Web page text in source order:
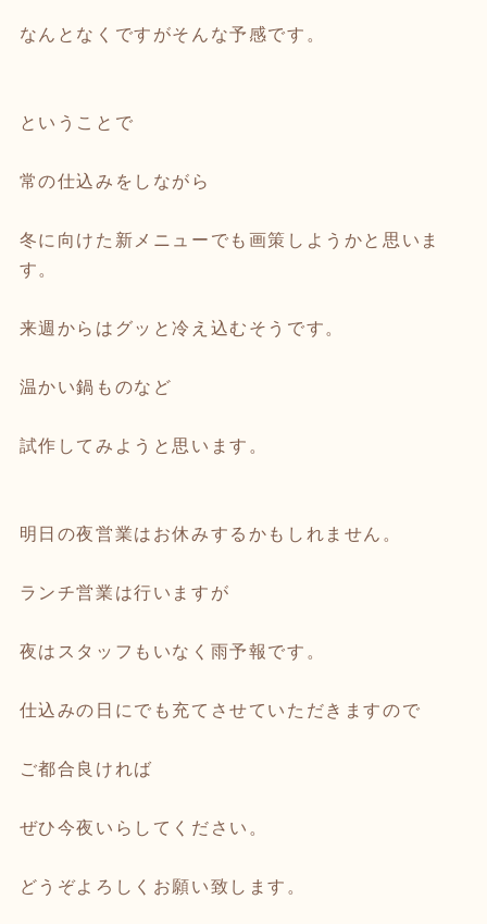
なんとなくですがそんな予感です。
ということで
常の仕込みをしながら
冬に向けた新メニューでも画策しようかと思いま
す。
来週からはグッと冷え込むそうです。
温かい鍋ものなど
試作してみようと思います。
明日の夜営業はお休みするかもしれません。
ランチ営業は行いますが
夜はスタッフもいなく雨予報です。
仕込みの日にでも充てさせていただきますので
ご都合良ければ
ぜひ今夜いらしてください。
どうぞよろしくお願い致します。